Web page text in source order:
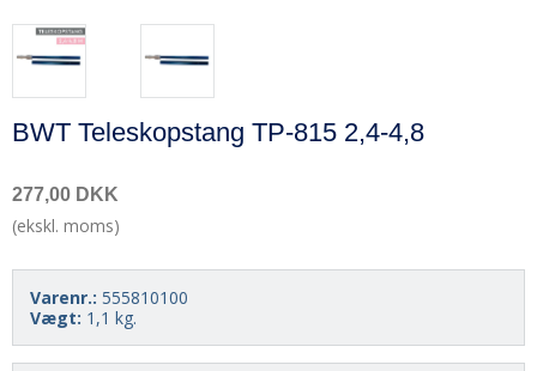
BWT Teleskopstang TP-815 2,4-4,8
277,00 DKK
(ekskl. moms)
Varenr.: 555810100
Vægt: 1,1 kg.